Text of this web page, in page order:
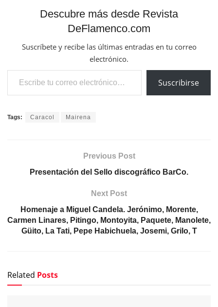
Descubre más desde Revista
DeFlamenco.com
Suscríbete y recibe las últimas entradas en tu correo
electrónico.
Escribe tu correo electrónico…
Suscribirse
Tags: Caracol Mairena
Previous Post
Presentación del Sello discográfico BarCo.
Next Post
Homenaje a Miguel Candela. Jerónimo, Morente,
Carmen Linares, Pitingo, Montoyita, Paquete, Manolete,
Güito, La Tati, Pepe Habichuela, Josemi, Grilo, T
Related Posts